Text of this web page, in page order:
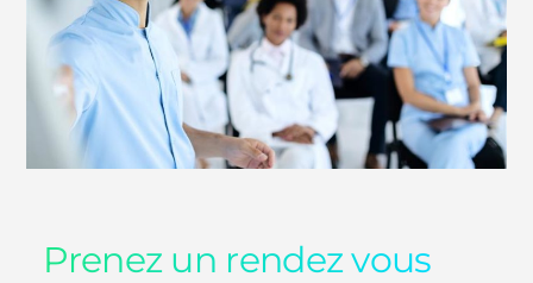
Prenez un rendez vous